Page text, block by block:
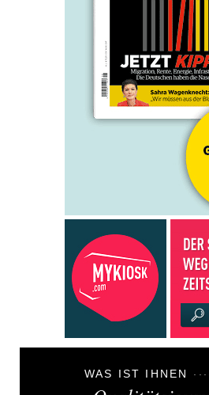
WAS IST IHNEN